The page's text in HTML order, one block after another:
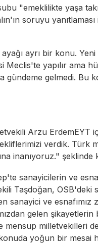
"emeklilikte yaşa
soruyu
ayrı bir konu.
Meclis'te yapılır ama
gündeme gelmedi. Bu
Arzu ErdemEYT
verdik. Türk
inanıyoruz." şeklinde
sanayicilerin ve
Taşdoğan, OSB'deki
sanayici ve esnafımız
gelen şikayetlerin
mensup milletvekilleri
yoğun bir mesai